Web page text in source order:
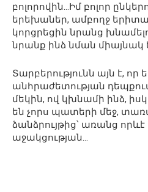
բոլորովին…Իմ բոլոր
երեխաներ, ամբողջ
կորցրեցին նրանց
նրանք ինձ նման միայնակ
Տարբերությունն այն է,
անհրաժետության
մեկին, ով կխնամի ինձ,
են չորս պատերի մեջ,
ձանձրույթից՝ առանց որևէ
աջակցության…